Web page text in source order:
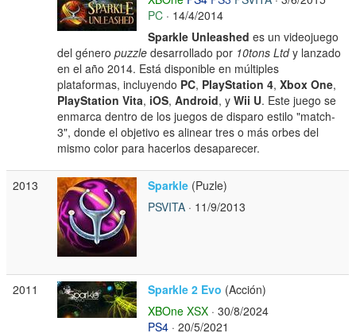
PC · 14/4/2014
Sparkle Unleashed es un videojuego
del géneropuzzle desarrollado por 10tons Ltdy lanzado
en el año 2014. Está disponible en múltiples
plataformas, incluyendo PC, PlayStation 4,Xbox One,
PlayStation Vita, iOS,Android, yWii U. Este juego se
enmarca dentro de los juegos de disparo estilo "match-
3", donde el objetivo es alinear tres o más orbes del
mismo color para hacerlos desaparecer.
2013 Sparkle (Puzle)
PSVITA · 11/9/2013
2011 Sparkle 2 Evo (Acción)
XBOne XSX · 30/8/2024
PS4 · 20/5/2021